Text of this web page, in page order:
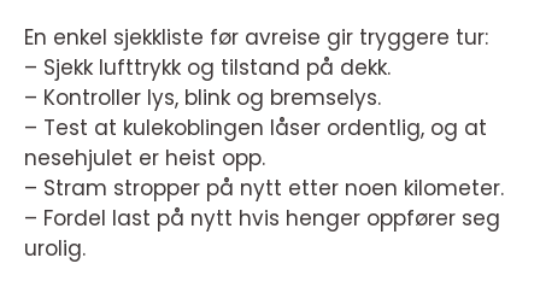
En enkel sjekkliste før avreise gir tryggere tur:
– Sjekk lufttrykk og tilstand på dekk.
– Kontroller lys, blink og bremselys.
– Test at kulekoblingen låser ordentlig, og at
nesehjulet er heist opp.
– Stram stropper på nytt etter noen kilometer.
– Fordel last på nytt hvis henger oppfører seg
urolig.